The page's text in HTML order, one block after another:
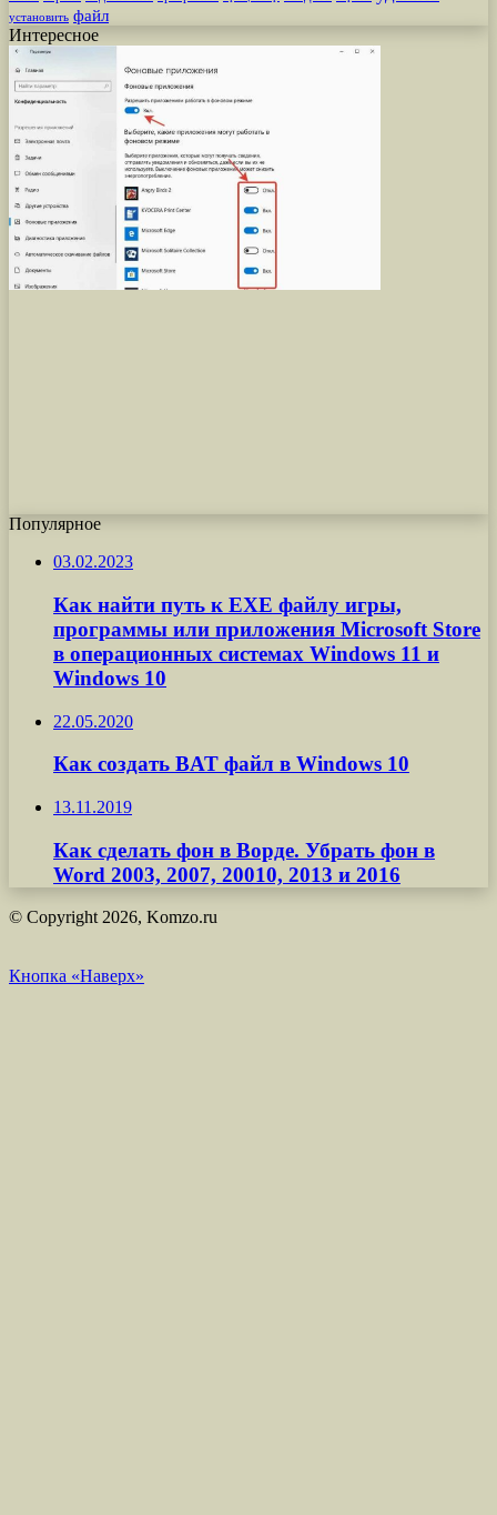
установить файл
Интересное
Популярное
03.02.2023
Как найти путь к EXE файлу игры,
программы или приложения Microsoft Store
в операционных системах Windows 11 и
Windows 10
22.05.2020
Как создать BAT файл в Windows 10
13.11.2019
Как сделать фон в Ворде. Убрать фон в
Word 2003, 2007, 20010, 2013 и 2016
© Copyright 2026, Komzo.ru
Кнопка «Наверх»